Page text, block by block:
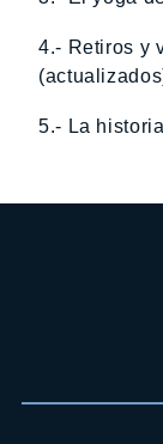
4.- Retiros y
5.- La